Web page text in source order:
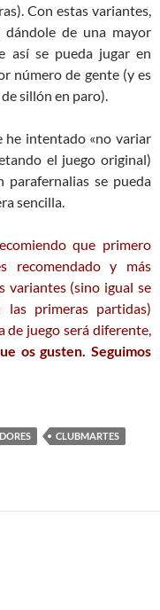
Con estas variantes,
de una mayor
así se pueda jugar en
número de gente (y es
sillón en paro).
he intentado «no variar
el juego original)
parafernalias se pueda
sencilla.
que primero
recomendado y más
variantes (sino igual se
primeras partidas)
de juego será diferente,
os gusten. Seguimos
CLUBMARTES